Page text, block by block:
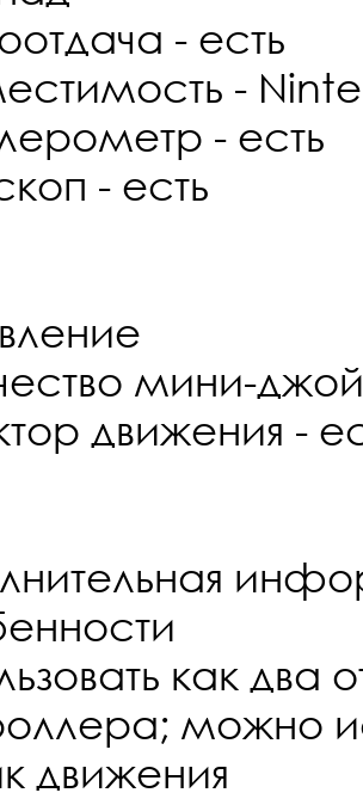
- есть
-
- есть
- есть
мини-
движения -
как два
можно
движения